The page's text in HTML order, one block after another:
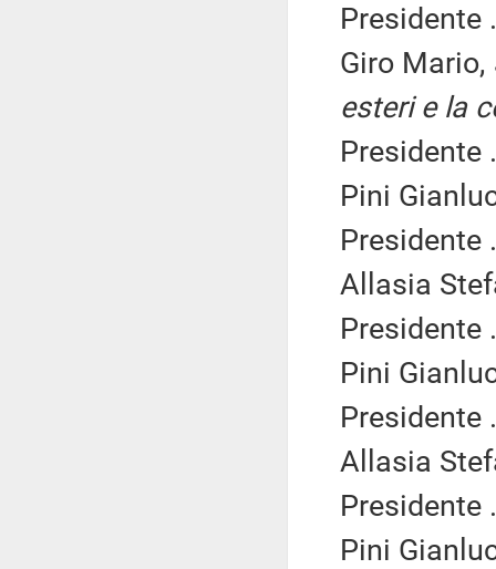
Presidente
Giro Mario,
esteri e la
Presidente
Pini
Presidente
Allasia
Presidente
Pini
Presidente
Allasia
Presidente
Pini